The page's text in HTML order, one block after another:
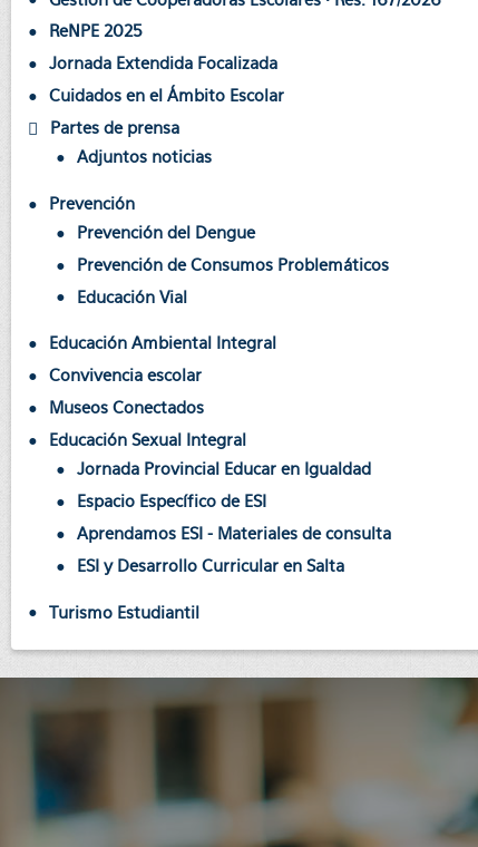
ReNPE 2025
Jornada Extendida Focalizada
Cuidados en el Ámbito Escolar
Partes de prensa
Adjuntos noticias
Prevención
Prevención del Dengue
Prevención de Consumos Problemáticos
Educación Vial
Educación Ambiental Integral
Convivencia escolar
Museos Conectados
Educación Sexual Integral
Jornada Provincial Educar en Igualdad
Espacio Específico de ESI
Aprendamos ESI - Materiales de consulta
ESI y Desarrollo Curricular en Salta
Turismo Estudiantil